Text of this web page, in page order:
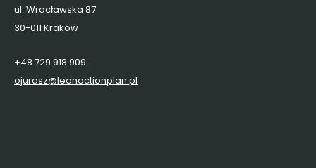
ul. Wrocławska 87
30-011 Kraków
+48 729 918 909
ojurasz@leanactionplan.pl